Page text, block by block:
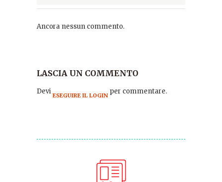
Ancora nessun commento.
LASCIA UN COMMENTO
Devi ESEGUIRE IL LOGIN per commentare.